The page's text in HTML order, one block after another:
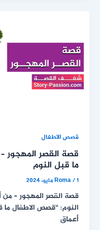
قصص الاطفال
قصة القصر
ما قبل النوم
Roma/1 مايو، 2024
قصة القصر المهجور –
النوم: “قصص الاطفال
أعماق